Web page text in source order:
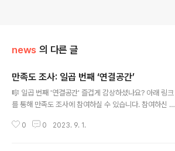
news 의 다른 글
만족도 조사: 일곱 번째 ‘연결공간’
🎼 일곱 번째 '연결공간' 즐겁게 감상하셨나요? 아래 링크
를 통해 만족도 조사에 참여하실 수 있습니다. 참여하신 분
▶️ https://forms.gle/tcankUYXiDJtSv2c7 -- #청주
0 0 2023. 9. 1.